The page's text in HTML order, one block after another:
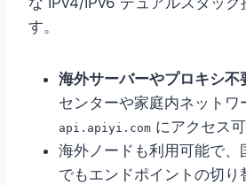
す。
海外サーバーやプロキシ不
センターや家庭内ネットワ
api.apiyi.com にアクセス
海外ノードも利用可能で、
でもエンドポイントの切り